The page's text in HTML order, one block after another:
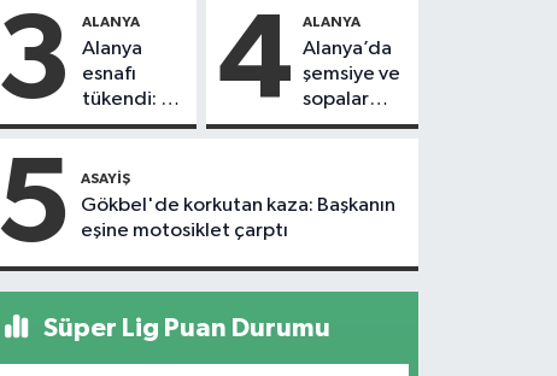
3 ALANYA
Alanya
esnafı
tükendi: 1
ayda 150
kapandı
4 ALANYA
Alanya’da
şemsiye ve
sopalar
havada
5 ASAYIŞ
Gökbel'de korkutan kaza: Başkanın
eşine motosiklet çarptı
Süper Lig Puan Durumu